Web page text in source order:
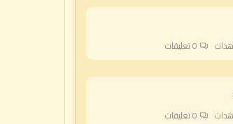
تعليقات
تعليقات